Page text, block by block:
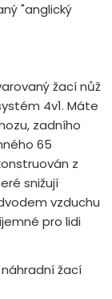
"anglický
žací nůž
4v1. Máte
zadního
65
z
snižují
vzduchu
pro lidi
žací